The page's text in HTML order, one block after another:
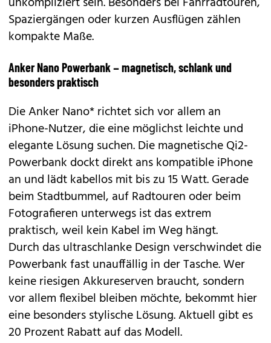
Spaziergängen oder kurzen Ausflügen zählen
kompakte Maße.
Anker Nano Powerbank – magnetisch, schlank und
besonders praktisch
Die Anker Nano* richtet sich vor allem an
iPhone-Nutzer, die eine möglichst leichte und
elegante Lösung suchen. Die magnetische Qi2-
Powerbank dockt direkt ans kompatible iPhone
an und lädt kabellos mit bis zu 15 Watt. Gerade
beim Stadtbummel, auf Radtouren oder beim
Fotografieren unterwegs ist das extrem
praktisch, weil kein Kabel im Weg hängt.
Durch das ultraschlanke Design verschwindet die
Powerbank fast unauffällig in der Tasche. Wer
keine riesigen Akkureserven braucht, sondern
vor allem flexibel bleiben möchte, bekommt hier
eine besonders stylische Lösung. Aktuell gibt es
20 Prozent Rabatt auf das Modell.